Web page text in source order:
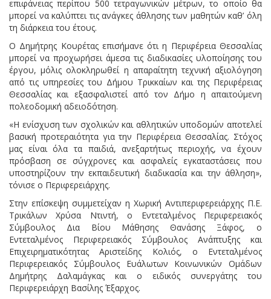
επιφάνειας περίπου 500 τετραγωνικών μέτρων, το οποίο θα
μπορεί να καλύπτει τις ανάγκες άθλησης των μαθητών καθ’ όλη
τη διάρκεια του έτους.
Ο Δημήτρης Κουρέτας επισήμανε ότι η Περιφέρεια Θεσσαλίας
μπορεί να προχωρήσει άμεσα τις διαδικασίες υλοποίησης του
έργου, μόλις ολοκληρωθεί η απαραίτητη τεχνική αξιολόγηση
από τις υπηρεσίες του Δήμου Τρικκαίων και της Περιφέρειας
Θεσσαλίας και εξασφαλιστεί από τον Δήμο η απαιτούμενη
πολεοδομική αδειοδότηση.
«Η ενίσχυση των σχολικών και αθλητικών υποδομών αποτελεί
βασική προτεραιότητα για την Περιφέρεια Θεσσαλίας. Στόχος
μας είναι όλα τα παιδιά, ανεξαρτήτως περιοχής, να έχουν
πρόσβαση σε σύγχρονες και ασφαλείς εγκαταστάσεις που
υποστηρίζουν την εκπαιδευτική διαδικασία και την άθληση»,
τόνισε ο Περιφερειάρχης.
Στην επίσκεψη συμμετείχαν η Χωρική Αντιπεριφερειάρχης Π.Ε.
Τρικάλων Χρύσα Ντιντή, ο Εντεταλμένος Περιφερειακός
Σύμβουλος Δια Βίου Μάθησης Θανάσης Ξάφος, ο
Εντεταλμένος Περιφερειακός Σύμβουλος Ανάπτυξης και
Επιχειρηματικότητας Αριστείδης Κολιός, ο Εντεταλμένος
Περιφερειακός Σύμβουλος Ευάλωτων Κοινωνικών Ομάδων
Δημήτρης Δαλαμάγκας και ο ειδικός συνεργάτης του
Περιφερειάρχη Βασίλης Έξαρχος.